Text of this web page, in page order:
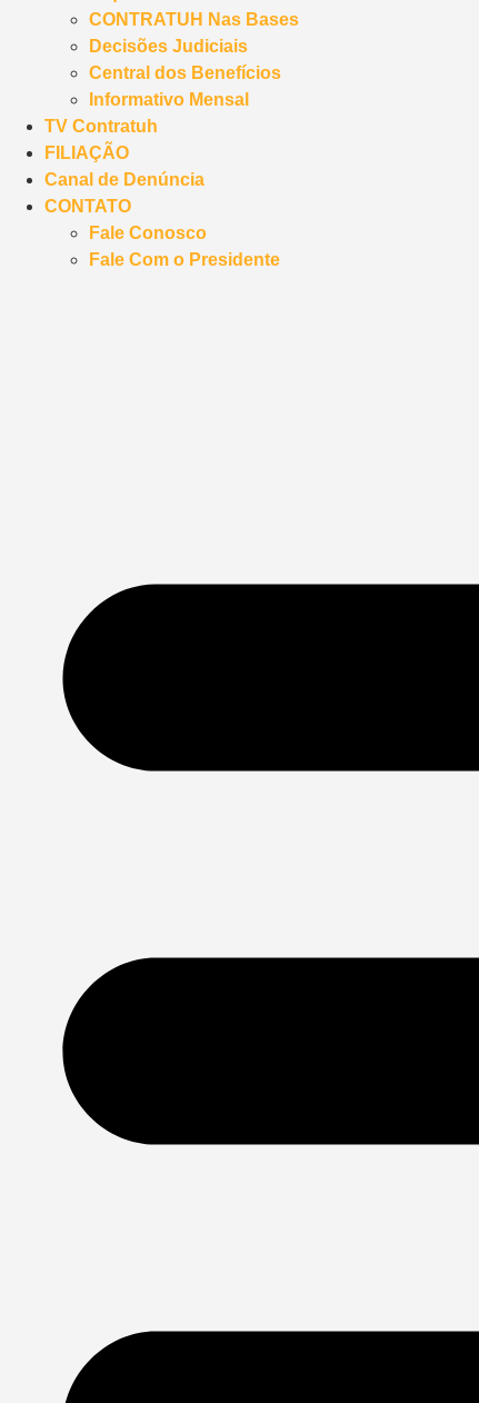
CONTRATUH Nas Bases
Decisões Judiciais
Central dos Benefícios
Informativo Mensal
TV Contratuh
FILIAÇÃO
Canal de Denúncia
CONTATO
Fale Conosco
Fale Com o Presidente